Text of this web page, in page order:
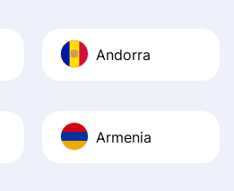
Recommend it!
Andorra
Armenia